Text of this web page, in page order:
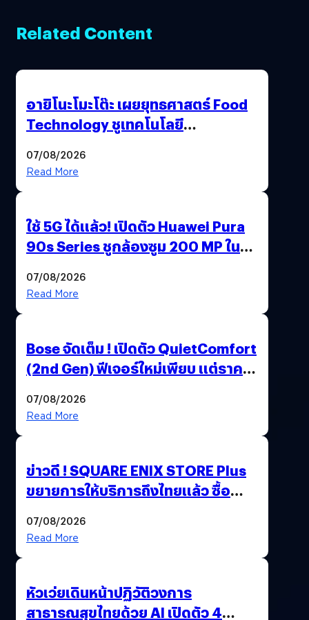
Related Content
อายิโนะโมะโต๊ะ เผยยุทธศาสตร์ Food
Technology ชูเทคโนโลยี
บริโภคและ B2B
07/08/2026
Read More
ใช้ 5G ได้แล้ว! เปิดตัว Huawei Pura
90s Series ชูกล้องซูม 200 MP ในรุ่น
07/08/2026
Read More
Bose จัดเต็ม ! เปิดตัว QuietComfort
(2nd Gen) ฟีเจอร์ใหม่เพียบ แต่ราคา
07/08/2026
Read More
ข่าวดี ! SQUARE ENIX STORE Plus
ขยายการให้บริการถึงไทยแล้ว ซื้อ
07/08/2026
Read More
หัวเว่ยเดินหน้าปฏิวัติวงการ
สาธารณสุขไทยด้วย AI เปิดตัว 4